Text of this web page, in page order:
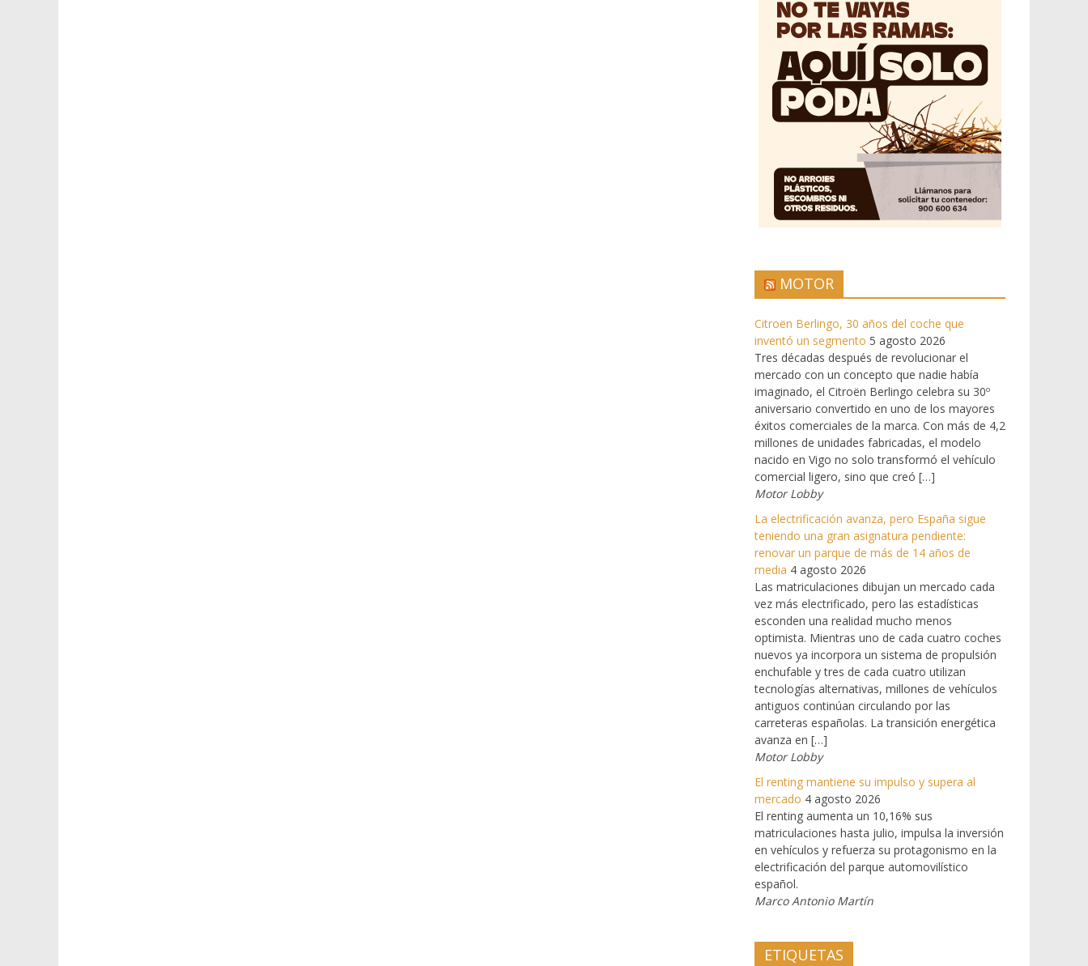
MOTOR
Citroën Berlingo, 30 años del coche que
inventó un segmento 5 agosto 2026
Tres décadas después de revolucionar el
mercado con un concepto que nadie había
imaginado, el Citroën Berlingo celebra su 30º
aniversario convertido en uno de los mayores
éxitos comerciales de la marca. Con más de 4,2
millones de unidades fabricadas, el modelo
nacido en Vigo no solo transformó el vehículo
comercial ligero, sino que creó […]
Motor Lobby
La electrificación avanza, pero España sigue
teniendo una gran asignatura pendiente:
renovar un parque de más de 14 años de
media 4 agosto 2026
Las matriculaciones dibujan un mercado cada
vez más electrificado, pero las estadísticas
esconden una realidad mucho menos
optimista. Mientras uno de cada cuatro coches
nuevos ya incorpora un sistema de propulsión
enchufable y tres de cada cuatro utilizan
tecnologías alternativas, millones de vehículos
antiguos continúan circulando por las
carreteras españolas. La transición energética
avanza en […]
Motor Lobby
El renting mantiene su impulso y supera al
mercado 4 agosto 2026
El renting aumenta un 10,16% sus
matriculaciones hasta julio, impulsa la inversión
en vehículos y refuerza su protagonismo en la
electrificación del parque automovilístico
español.
Marco Antonio Martín
ETIQUETAS